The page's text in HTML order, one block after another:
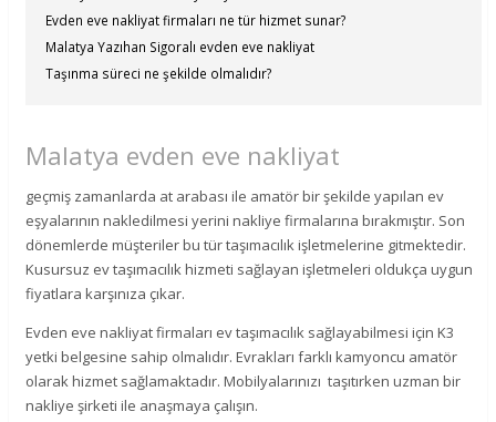
Evden eve nakliyat firmaları ne tür hizmet sunar?
Malatya Yazıhan Sigoralı evden eve nakliyat
Taşınma süreci ne şekilde olmalıdır?
Malatya evden eve nakliyat
geçmiş zamanlarda at arabası ile amatör bir şekilde yapılan ev
eşyalarının nakledilmesi yerini nakliye firmalarına bırakmıştır. Son
dönemlerde müşteriler bu tür taşımacılık işletmelerine gitmektedir.
Kusursuz ev taşımacılık hizmeti sağlayan işletmeleri oldukça uygun
fiyatlara karşınıza çıkar.
Evden eve nakliyat firmaları ev taşımacılık sağlayabilmesi için K3
yetki belgesine sahip olmalıdır. Evrakları farklı kamyoncu amatör
olarak hizmet sağlamaktadır. Mobilyalarınızı taşıtırken uzman bir
nakliye şirketi ile anaşmaya çalışın.